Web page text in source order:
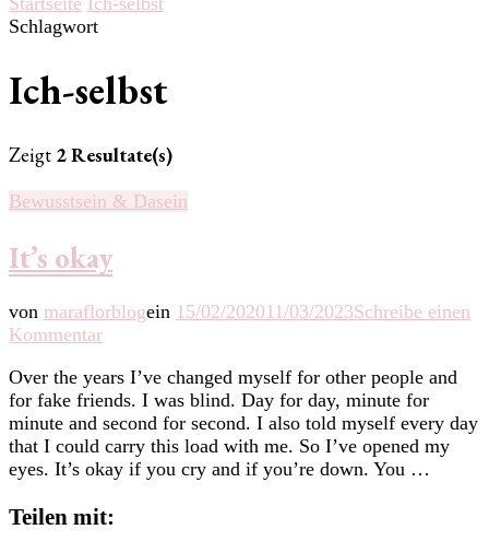
Schlagwort
Ich-selbst
Zeigt 2 Resultate(s)
Bewusstsein & Dasein
It’s okay
von maraflorblogein 15/02/202011/03/2023Schreibe einen
Kommentarzu
okay
Over the years I’ve changed myself for other people and
for fake friends. I was blind. Day for day, minute for
minute and second for second. I also told myself every day
that I could carry this load with me. So I’ve opened my
eyes. It’s okay if you cry and if you’re down. You …
Teilen mit: